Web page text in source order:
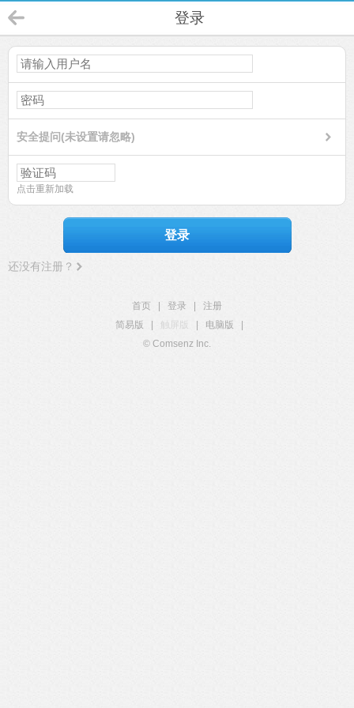
登录
安全提问(未设置请忽略)
点击重新加载
登录
还没有注册？
首页 登录
注册
简易版
触屏版 电脑版
© Comsenz Inc.